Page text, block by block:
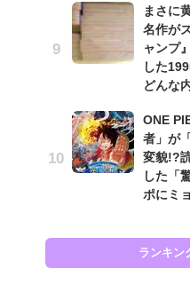
まさに
名作が
ャンプ
した
どんな
ONE
者」が
変貌!?
した「
ポにミ
ランキン